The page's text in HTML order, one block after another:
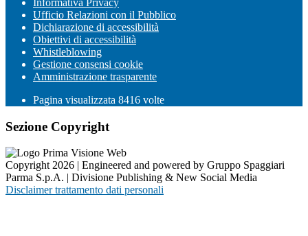
Informativa Privacy
Ufficio Relazioni con il Pubblico
Dichiarazione di accessibilità
Obiettivi di accessibilità
Whistleblowing
Gestione consensi cookie
Amministrazione trasparente
Pagina visualizzata 8416 volte
Sezione Copyright
Copyright 2026 | Engineered and powered by Gruppo Spaggiari
Parma S.p.A. | Divisione Publishing & New Social Media
Disclaimer trattamento dati personali